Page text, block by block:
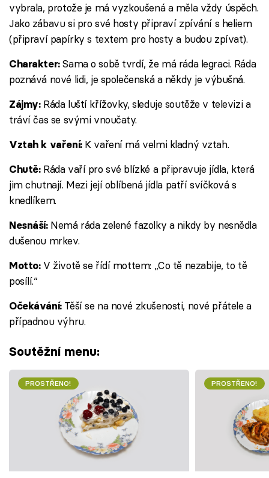
vybrala, protože je má vyzkoušená a měla vždy úspěch.
Jako zábavu si pro své hosty připraví zpívání s heliem
(připraví papírky s textem pro hosty a budou zpívat).
Charakter:Sama o sobě tvrdí, že má ráda legraci. Ráda
poznává nové lidi, je společenská a někdy je výbušná.
Zájmy:Ráda luští křížovky, sleduje soutěže v televizi a
tráví čas se svými vnoučaty.
Vztah k vaření:K vaření má velmi kladný vztah.
Chutě:Ráda vaří pro své blízké a připravuje jídla, která
jim chutnají. Mezi její oblíbená jídla patří svíčková s
knedlíkem.
Nesnáší:Nemá ráda zelené fazolky a nikdy by nesnědla
dušenou mrkev.
Motto:V životě se řídí mottem: „Co tě nezabije, to tě
posílí.“
Očekávání:Těší se na nové zkušenosti, nové přátele a
případnou výhru.
Soutěžní menu:
PROSTŘENO! PROSTŘENO!